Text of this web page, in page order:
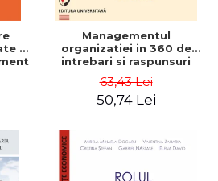
si
Managementul
organizatiei in 360 de
intrebari si raspunsuri
63,43 Lei
50,74 Lei